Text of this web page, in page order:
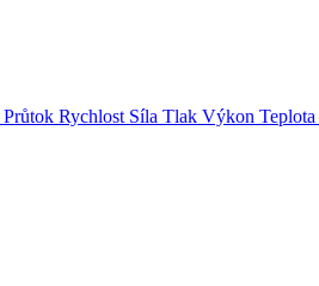
Průtok Rychlost Síla Tlak Výkon Teplota